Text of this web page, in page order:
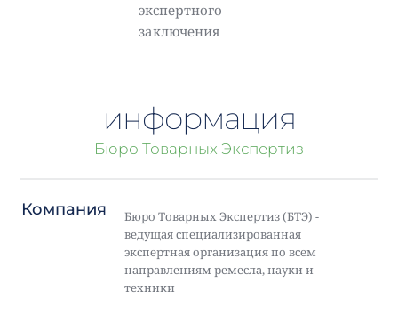
экспертного
заключения
информация
Бюро Товарных Экспертиз
Компания
Бюро Товарных Экспертиз (БТЭ) -
ведущая специализированная
экспертная организация по всем
направлениям ремесла, науки и
техники